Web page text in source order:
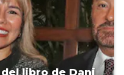
libro de Dani